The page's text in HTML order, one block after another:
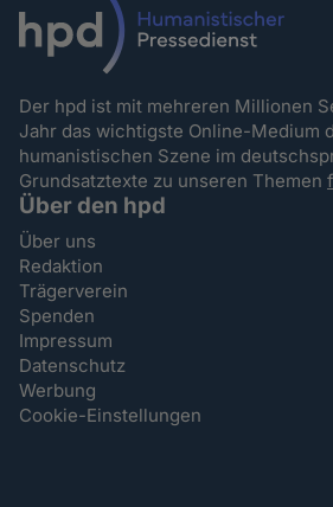
Der hpd ist mit mehreren Millionen
Jahr das wichtigste Online-Medium
humanistischen Szene im
Grundsatztexte zu unseren Themen
Über den hpd
Über uns
Redaktion
Trägerverein
Spenden
Impressum
Datenschutz
Werbung
Cookie-Einstellungen